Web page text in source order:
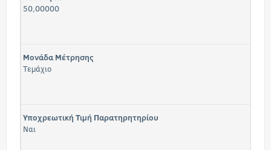
50,00000
Μονάδα Μέτρησης
Τεμάχιο
Υποχρεωτική Τιμή Παρατηρητηρίου
Ναι